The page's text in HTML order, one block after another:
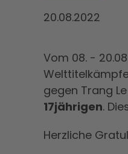
20.08.2022
Vom 08. -
gegen Trang
17jährigen.
Herzliche